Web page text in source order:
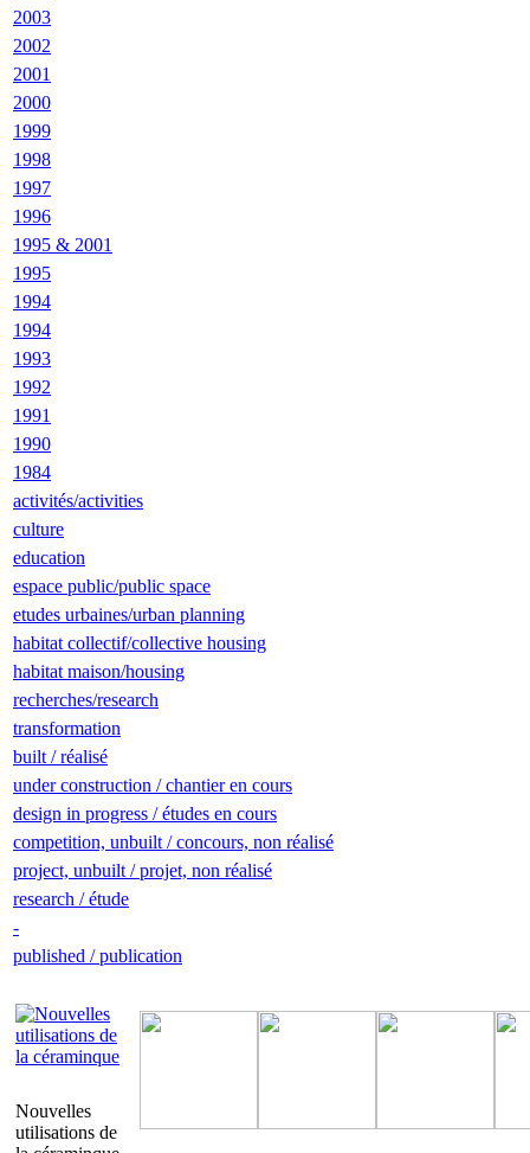
2003
2002
2001
2000
1999
1998
1997
1996
1995 & 2001
1995
1994
1994
1993
1992
1991
1990
1984
activités/activities
culture
education
espace public/public space
etudes urbaines/urban planning
habitat collectif/collective housing
habitat maison/housing
recherches/research
transformation
built / réalisé
under construction / chantier en cours
design in progress / études en cours
competition, unbuilt / concours, non réalisé
project, unbuilt / projet, non réalisé
research / étude
-
published / publication
Nouvelles
utilisations de